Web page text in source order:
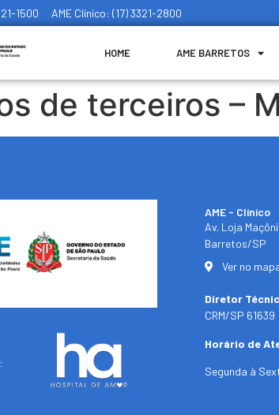
1500 AME Clínico: (17) 3321-2800
HOME AME BARRETOS
de terceiros –
AME - Clínico​
Av. Loja
Barretos/SP​
Ver no
Diretor
CRM/SP 61639
Horário de
Segunda à